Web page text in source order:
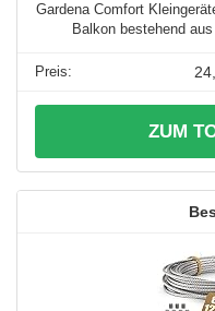
Gardena Comfort
Balkon bestehend
ZUM